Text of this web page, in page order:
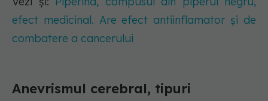
efect medicinal. Are efect antiinflamator și de
combatere a cancerului
Anevrismul cerebral, tipuri